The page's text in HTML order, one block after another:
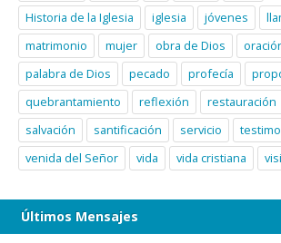
Historia de la Iglesia
iglesia jóvenes
matrimonio
mujer obra de Dios
palabra de Dios
pecado profecía
quebrantamiento
reflexión restauración
salvación
santificación servicio
venida del Señor
vida vida cristiana
Últimos Mensajes